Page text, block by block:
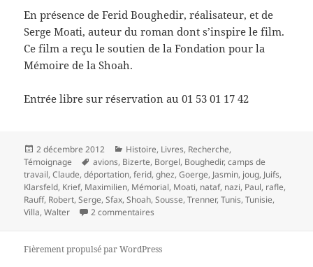
En présence de Ferid Boughedir, réalisateur, et de
Serge Moati, auteur du roman dont s’inspire le film.
Ce film a reçu le soutien de la Fondation pour la
Mémoire de la Shoah.
Entrée libre sur réservation au 01 53 01 17 42
Publié
le
2 décembre 2012 Catégories
Histoire, Livres, Recherche,
Témoignage
Mots-
clés
avions, Bizerte, Borgel, Boughedir,camps de
travail,Claude,déportation,ferid,ghez,Goerge, Jasmin, joug, Juifs,
Klarsfeld, Krief, Maximilien, Mémorial, Moati, nataf, nazi, Paul, rafle,
Rauff, Robert,Serge,Sfax,Shoah,Sousse,Trenner,Tunis,Tunisie,
Villa,Walter 2 commentaires
Fièrement propulsé par WordPress